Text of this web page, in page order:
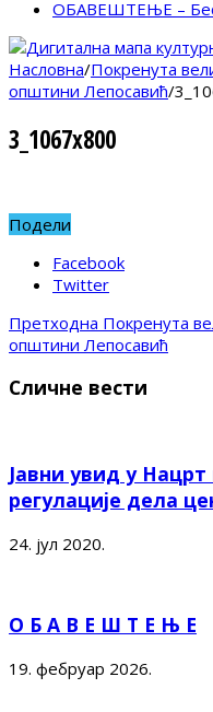
ОБАВЕШТЕЊЕ –
Насловна/Покренута
општини Лепосавић/
3_1067x800
Подели
Facebook
Twitter
Претходна Покренута
општини Лепосавић
Сличне вести
Јавни увид у
регулације дела
24. јул 2020.
О Б А В Е Ш Т Е Њ Е
19. фебруар 2026.